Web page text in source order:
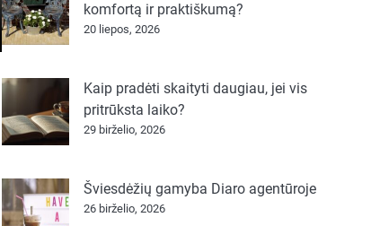
komfortą ir praktiškumą?
20 liepos, 2026
Kaip pradėti skaityti daugiau, jei vis
pritrūksta laiko?
29 birželio, 2026
Šviesdėžių gamyba Diaro agentūroje
26 birželio, 2026